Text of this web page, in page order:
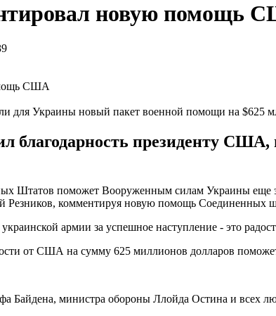
новую помощь
для Украины новый пакет военной помощи на $625
благодарность президенту США,
Штатов поможет Вооруженным силам Украины еще
комментируя новую помощь Соединенных
армии за успешное наступление - это
от США на сумму 625 миллионов долларов
Байдена, министра обороны Ллойда Остина и всех